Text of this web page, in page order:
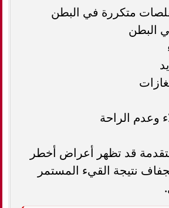
متكررة في البطن
البطن
وعدم الراحة
قد تظهر أعراض أخطر
نتيجة القيء المستمر